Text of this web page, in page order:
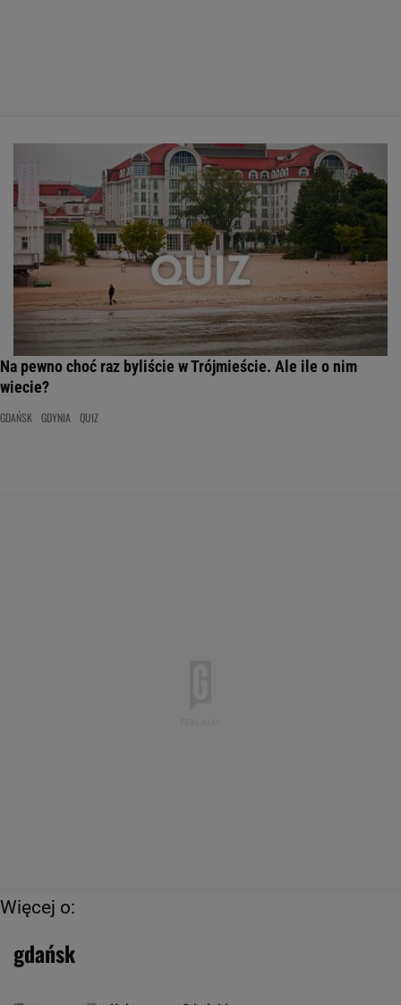
Na pewno choć raz byliście w Trójmieście. Ale ile o nim
wiecie?
GDAŃSK GDYNIA QUIZ
Więcej o:
gdańsk